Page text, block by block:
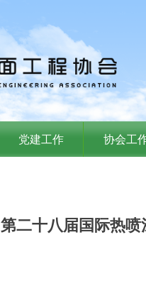
党建工作 协会工
第二十八届国际热喷